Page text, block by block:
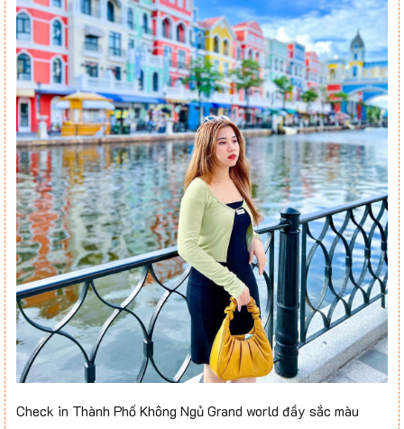
Check in Thành Phố Không Ngủ Grand world đầy sắc màu